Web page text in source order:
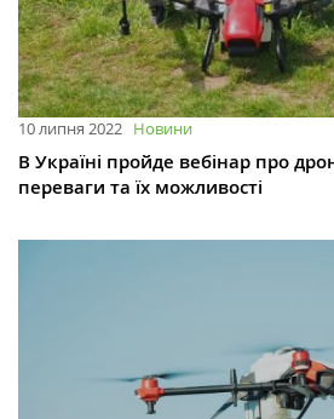
10 липня 2022 Новини
В Україні пройде вебінар про
переваги та їх можливості